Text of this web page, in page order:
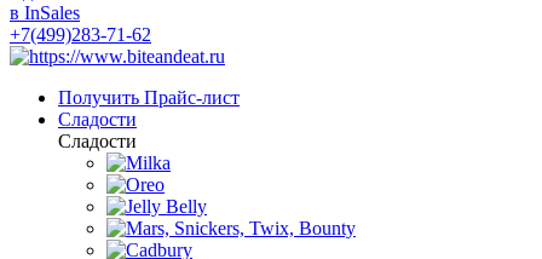
в InSales
+7(499)283-71-62
Получить Прайс-лист
Сладости
Сладости